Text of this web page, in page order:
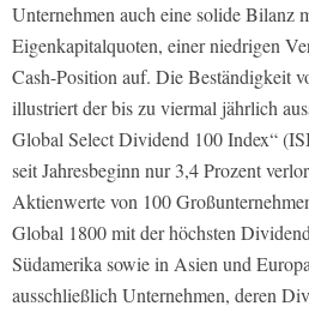
Unternehmen auch eine solide Bilanz
Eigenkapitalquoten, einer niedrigen
Cash-Position auf. Die Beständigkeit
illustriert der bis zu viermal jährlich
Global Select Dividend 100 Index“
seit Jahresbeginn nur 3,4 Prozent
Aktienwerte von 100
Global 1800 mit der höchsten
Südamerika sowie in Asien und
ausschließlich Unternehmen, deren